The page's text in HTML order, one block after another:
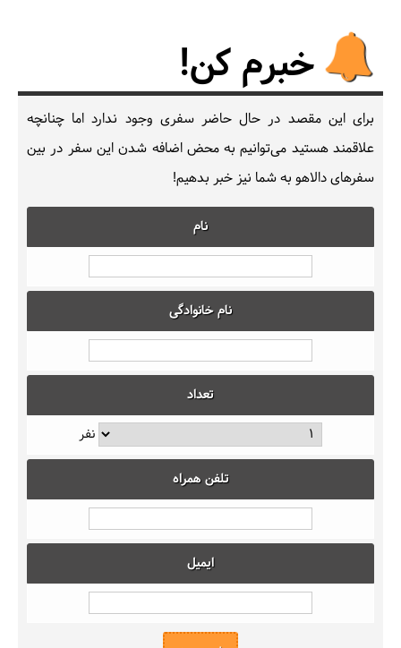
خبرم کن!
برای این مقصد در حال حاضر سفری وجود ندارد اما چنانچه
علاقمند هستید می‌توانیم به محض اضافه شدن این سفر در بین
سفرهای دالاهو به شما نیز خبر بدهیم!
نام
نام خانوادگی
تعداد
نفر
تلفن همراه
ایمیل